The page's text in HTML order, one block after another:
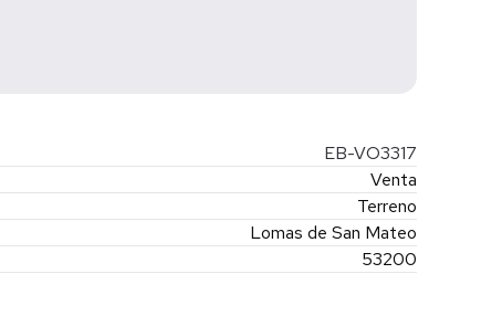
EB-VO3317
Venta
Terreno
Lomas de San Mateo
53200